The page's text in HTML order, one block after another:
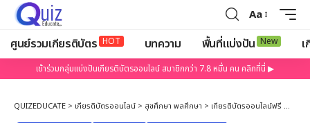
Aa
ศูนย์รวมเกียรติบัตร HOT บทความ พื้นที่แบ่งปัน New
เข้าร่วมกลุ่มแบ่งปันเกียรติบัตรออนไลน์ สมาชิกกว่า 7.8 หมื่น คน คลิกที่นี่ ▶
QUIZEDUCATE > เกียรติบัตรออนไลน์ > สุขศึกษา พลศึกษา > เกียรติบัตรออนไลน์ฟรี ทำข้อสอบวัดระดับความรู้ เรื่อง วันต่อต้านยาเสพติด